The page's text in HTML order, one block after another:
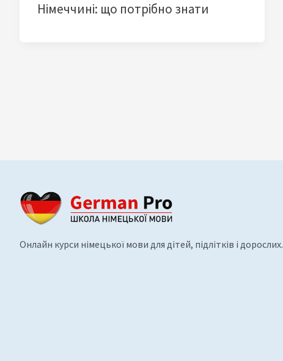
Німеччині: що потрібно знати
Онлайн курси німецької мови для дітей, підлітків і дорослих.